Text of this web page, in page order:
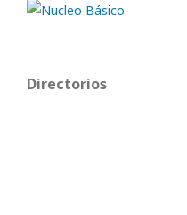
Directorios